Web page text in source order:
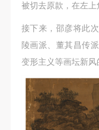
被切去原款，在左上
接下来，邵彦将此
陵画派、董其昌传
变形主义等画坛新风